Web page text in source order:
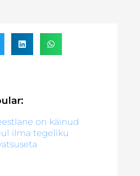
on käinud
ilma tegeliku